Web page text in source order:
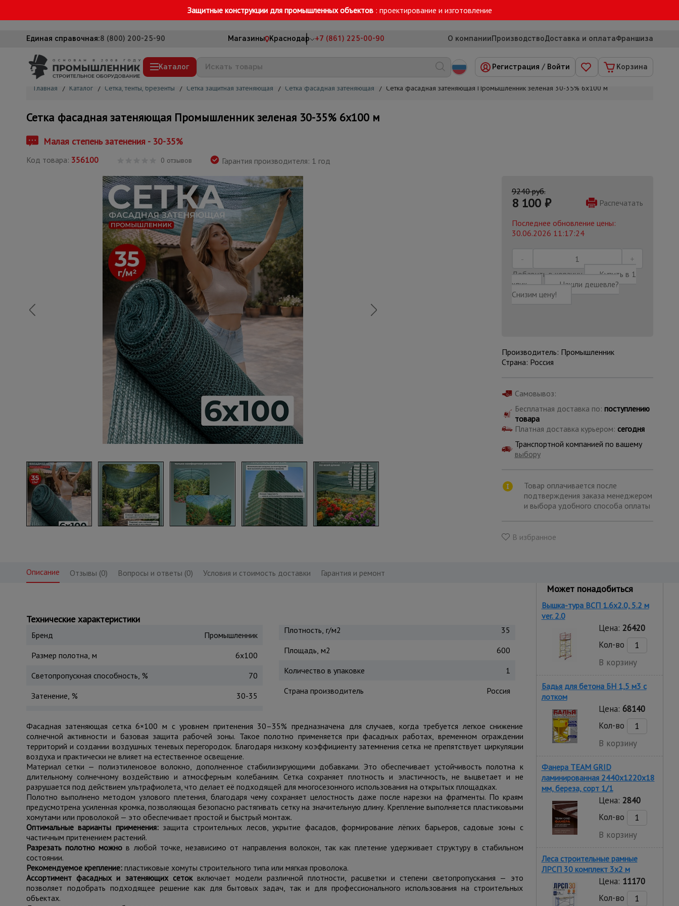
Защитные конструкции для промышленных объектов : проектирование и изготовление
Единая справочная:8 (800) 200-25-90 Магазины Краснодар +7 (861) 225-00-90 О компанииПроизводствоДоставка и оплатаФраншиза
Каталог
Вышки-туры
Подмости строительные
Сетка, тенты, брезенты
Грузоподъемное оборудование
Мусоропровод строительный
Фанера ламинированная
Опалубка
Вибротехника для строительства
Оборудование для работы с арматурой
Оборудование для бетонных работ
Техника для склада
Тачки строительные и садовые
Лестницы и стремянки
Штукатурные комплекты
Сварочные аппараты
Тепловые пушки
Металл и металлообработка
всех
Регистрация / Войти Корзина
Главная / Каталог / Сетка, тенты, брезенты / Сетка защитная затеняющая / Сетка фасадная затеняющая / Сетка фасадная затеняющая Промышленник зеленая 30-35% 6х100 м
Сетка фасадная затеняющая Промышленник зеленая 30-35% 6х100 м
Малая степень затенения - 30-35%
Код товара: 356100 0 отзывов Гарантия производителя: 1 год
9240 руб.
8 100 ₽
Распечатать
Последнее обновление цены:
30.06.2026 11:17:24
Добавить в корзину
Купить в 1
клик
Нашли дешевле?
Снизим цену!
Производитель: Промышленник
Страна: Россия
Самовывоз:
Бесплатная доставка по: поступлению
товара
Платная доставка курьером: сегодня
Транспортной компанией по вашему
выбору
Товар оплачивается после
подтверждения заказа менеджером
и выбора удобного способа оплаты
В избранное
Описание Отзывы (0) Вопросы и ответы (0) Условия и стоимость доставки Гарантия и ремонт
Технические характеристики
Бренд
Промышленник
Размер полотна, м
6х100
Светопропускная способность, %
70
Затенение, %
30-35
Плотность, г/м2
35
Площадь, м2
600
Количество в упаковке
1
Страна производитель
Россия
Фасадная затеняющая сетка 6×100 м с уровнем притенения 30–35% предназначена для случаев, когда требуется легкое снижение
солнечной активности и базовая защита рабочей зоны. Такое полотно применяется при фасадных работах, временном ограждении
территорий и создании воздушных теневых перегородок. Благодаря низкому коэффициенту затемнения сетка не препятствует циркуляции
воздуха и практически не влияет на естественное освещение.
Материал сетки — полиэтиленовое волокно, дополненное стабилизирующими добавками. Это обеспечивает устойчивость полотна к
длительному солнечному воздействию и атмосферным колебаниям. Сетка сохраняет плотность и эластичность, не выцветает и не
разрушается под действием ультрафиолета, что делает её подходящей для многосезонного использования на открытых площадках.
Полотно выполнено методом узлового плетения, благодаря чему сохраняет целостность даже после нарезки на фрагменты. По краям
предусмотрена усиленная кромка, позволяющая безопасно растягивать сетку на значительную длину. Крепление выполняется пластиковыми
хомутами или проволокой — это обеспечивает простой и быстрый монтаж.
Оптимальные варианты применения:защита строительных лесов, укрытие фасадов, формирование лёгких барьеров, садовые зоны с
частичным притенением растений.
Разрезать полотно можно в любой точке, независимо от направления волокон, так как плетение удерживает структуру в стабильном
состоянии.
Рекомендуемое крепление:пластиковые хомуты строительного типа или мягкая проволока.
Ассортимент фасадных и затеняющих сетоквключает модели различной плотности, расцветки и степени светопропускания — это
позволяет подобрать подходящее решение как для бытовых задач, так и для профессионального использования на строительных
объектах.
Может понадобиться
Вышка-тура ВСП 1.6х2.0, 5.2 м
ver. 2.0
Цена: 26420
Кол-во
В корзину
Бадья для бетона БН 1,5 м3 с
лотком
Цена: 68140
Кол-во
В корзину
Фанера TEAM GRID
ламинированная 2440х1220х18
мм, береза, сорт 1/1
Цена: 2840
Кол-во
В корзину
Леса строительные рамные
ЛРСП 30 комплект 3x2 м
Цена: 11170
Кол-во